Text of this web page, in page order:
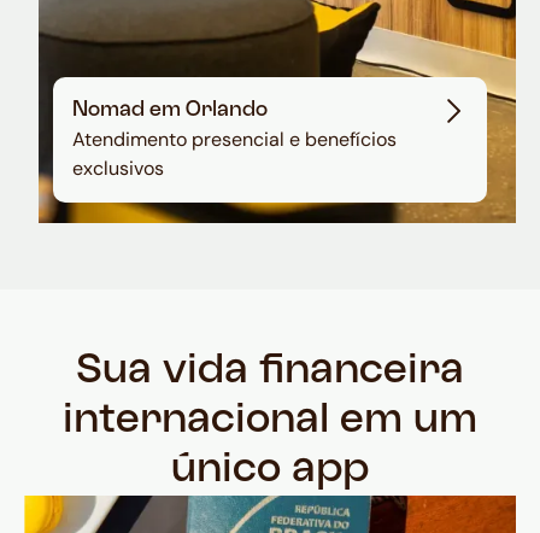
Nomad em Orlando
Atendimento presencial e benefícios
exclusivos
Sua vida financeira
internacional em um
único app